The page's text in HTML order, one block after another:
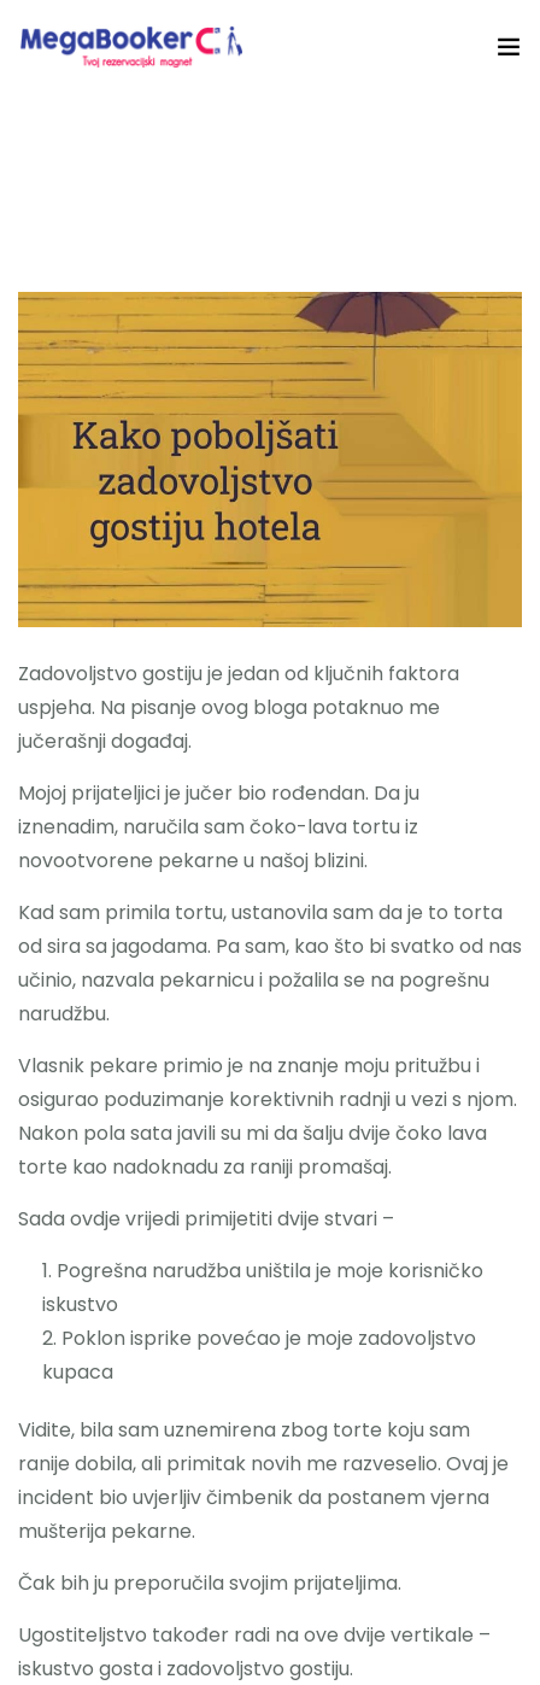
Cijene
Akademija
O nama
Započni Danas
Nazovite
Zadovoljstvo gostiju je jedan od ključnih faktora
uspjeha. Na pisanje ovog bloga potaknuo me
jučerašnji događaj.
Mojoj prijateljici je jučer bio rođendan. Da ju
iznenadim, naručila sam čoko-lava tortu iz
novootvorene pekarne u našoj blizini.
Kad sam primila tortu, ustanovila sam da je to torta
od sira sa jagodama. Pa sam, kao što bi svatko od nas
učinio, nazvala pekarnicu i požalila se na pogrešnu
narudžbu.
Vlasnik pekare primio je na znanje moju pritužbu i
osigurao poduzimanje korektivnih radnji u vezi s njom.
Nakon pola sata javili su mi da šalju dvije čoko lava
torte kao nadoknadu za raniji promašaj.
Sada ovdje vrijedi primijetiti dvije stvari –
Pogrešna narudžba uništila je moje korisničko
iskustvo
Poklon isprike povećao je moje zadovoljstvo
kupaca
Vidite, bila sam uznemirena zbog torte koju sam
ranije dobila, ali primitak novih me razveselio. Ovaj je
incident bio uvjerljiv čimbenik da postanem vjerna
mušterija pekarne.
Čak bih ju preporučila svojim prijateljima.
Ugostiteljstvo također radi na ove dvije vertikale –
iskustvo gosta i zadovoljstvo gostiju.